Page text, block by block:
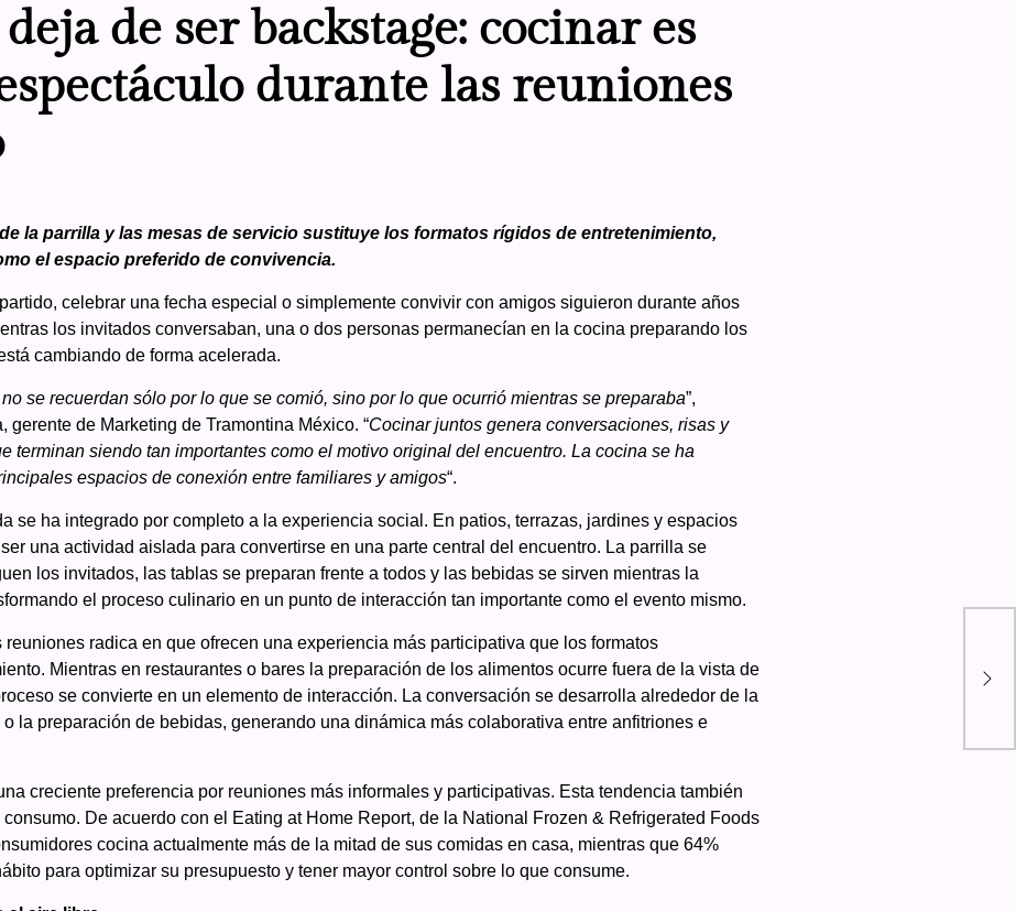
de ser backstage: cocinar es
durante las reuniones
la parrilla y las mesas de servicio sustituye los formatos rígidos de entretenimiento,
el espacio preferido de convivencia.
celebrar una fecha especial o simplemente convivir con amigos siguieron durante años
los invitados conversaban, una o dos personas permanecían en la cocina preparando los
cambiando de forma acelerada.
se recuerdan sólo por lo que se comió, sino por lo que ocurrió mientras se preparaba”,
gerente de Marketing de Tramontina México. “Cocinar juntos genera conversaciones, risas y
terminan siendo tan importantes como el motivo original del encuentro. La cocina se ha
espacios de conexión entre familiares y amigos“.
se ha integrado por completo a la experiencia social. En patios, terrazas, jardines y espacios
una actividad aislada para convertirse en una parte central del encuentro. La parrilla se
los invitados, las tablas se preparan frente a todos y las bebidas se sirven mientras la
el proceso culinario en un punto de interacción tan importante como el evento mismo.
reuniones radica en que ofrecen una experiencia más participativa que los formatos
Mientras en restaurantes o bares la preparación de los alimentos ocurre fuera de la vista de
se convierte en un elemento de interacción. La conversación se desarrolla alrededor de la
la preparación de bebidas, generando una dinámica más colaborativa entre anfitriones e
creciente preferencia por reuniones más informales y participativas. Esta tendencia también
De acuerdo con el Eating at Home Report, de la National Frozen & Refrigerated Foods
cocina actualmente más de la mitad de sus comidas en casa, mientras que 64%
para optimizar su presupuesto y tener mayor control sobre lo que consume.